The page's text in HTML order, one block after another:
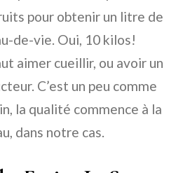
pour obtenir un litre de
de-vie. Oui, 10 kilos!
aimer cueillir, ou avoir un
C’est un peu comme
la qualité commence à la
dans notre cas.